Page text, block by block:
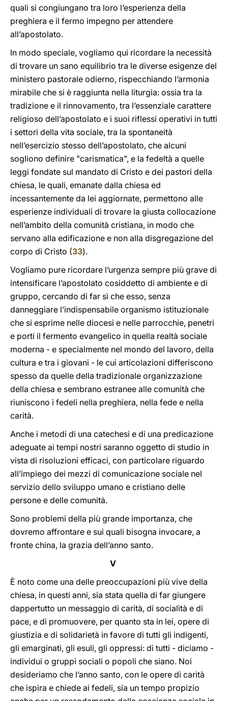
quali si congiungano tra loro l’esperienza della
preghiera e il fermo impegno per attendere
all’apostolato.
In modo speciale, vogliamo qui ricordare la necessità
di trovare un sano equilibrio tra le diverse esigenze del
ministero pastorale odierno, rispecchiando l’armonia
mirabile che si è raggiunta nella liturgia: ossia tra la
tradizione e il rinnovamento, tra l’essenziale carattere
religioso dell’apostolato e i suoi riflessi operativi in tutti
i settori della vita sociale, tra la spontaneità
nell’esercizio stesso dell’apostolato, che alcuni
sogliono definire "carismatica", e la fedeltà a quelle
leggi fondate sul mandato di Cristo e dei pastori della
chiesa, le quali, emanate dalla chiesa ed
incessantemente da lei aggiornate, permettono alle
esperienze individuali di trovare la giusta collocazione
nell’ambito della comunità cristiana, in modo che
servano alla edificazione e non alla disgregazione del
corpo di Cristo (33).
Vogliamo pure ricordare l’urgenza sempre più grave di
intensificare l’apostolato cosiddetto di ambiente e di
gruppo, cercando di far sì che esso, senza
danneggiare l’indispensabile organismo istituzionale
che si esprime nelle diocesi e nelle parrocchie, penetri
e porti il fermento evangelico in quella realtà sociale
moderna - e specialmente nel mondo del lavoro, della
cultura e tra i giovani - le cui articolazioni differiscono
spesso da quelle della tradizionale organizzazione
della chiesa e sembrano estranee alle comunità che
riuniscono i fedeli nella preghiera, nella fede e nella
carità.
Anche i metodi di una catechesi e di una predicazione
adeguate ai tempi nostri saranno oggetto di studio in
vista di risoluzioni efficaci, con particolare riguardo
all’impiego dei mezzi di comunicazione sociale nel
servizio dello sviluppo umano e cristiano delle
persone e delle comunità.
Sono problemi della più grande importanza, che
dovremo affrontare e sui quali bisogna invocare, a
fronte china, la grazia dell’anno santo.
V
È noto come una delle preoccupazioni più vive della
chiesa, in questi anni, sia stata quella di far giungere
dappertutto un messaggio di carità, di socialità e di
pace, e di promuovere, per quanto sta in lei, opere di
giustizia e di solidarietà in favore di tutti gli indigenti,
gli emarginati, gli esuli, gli oppressi: di tutti - diciamo -
individui o gruppi sociali o popoli che siano. Noi
desideriamo che l’anno santo, con le opere di carità
che ispira e chiede ai fedeli, sia un tempo propizio